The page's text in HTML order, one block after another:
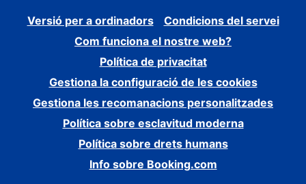
Versió per a ordinadors
Condicions del servei
Com funciona el nostre web?
Política de privacitat
Gestiona la configuració de les cookies
Gestiona les recomanacions personalitzades
Política sobre esclavitud moderna
Política sobre drets humans
Info sobre Booking.com